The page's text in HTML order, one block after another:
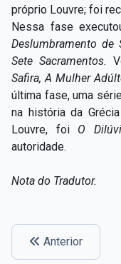
próprio Louvre; foi
Nessa fase
Deslumbramento de
Sete Sacramentos.
Safira, A Mulher
última fase, uma
na história da
Louvre, foi O
autoridade.
Nota do Tradutor.
Anterior